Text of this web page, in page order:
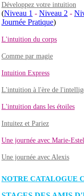
Développez votre intuition
(Niveau 1 - Niveau 2 -
Journée Pratique)
L'intuition du corps
Comme par magie
Intuition Express
L'intuition à l'ère de
L'intuition dans les étoiles
Intuitez et Pariez
Une journée avec Marie-
Une journée avec Alexis
NOTRE CATALOGUE